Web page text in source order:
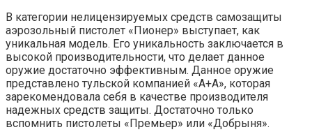
В категории нелицензируемых средств самозащиты
аэрозольный пистолет «Пионер» выступает, как
уникальная модель. Его уникальность заключается в
высокой производительности, что делает данное
оружие достаточно эффективным. Данное оружие
представлено тульской компанией «А+А», которая
зарекомендовала себя в качестве производителя
надежных средств защиты. Достаточно только
вспомнить пистолеты «Премьер» или «Добрыня».